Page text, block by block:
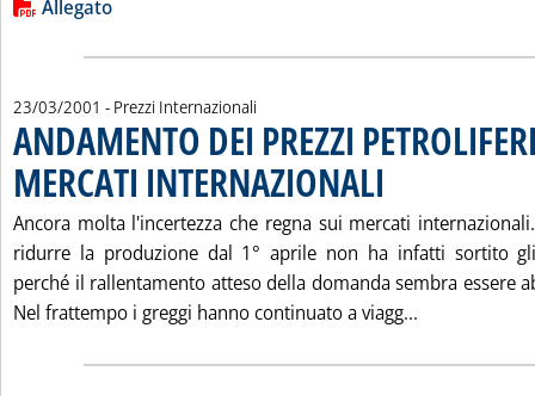
Allegato
23/03/2001 - Prezzi Internazionali
ANDAMENTO DEI PREZZI
MERCATI INTERNAZIONALI
Ancora molta l'incertezza che regna sui mercati
ridurre la produzione dal 1° aprile non ha infatti sortito
perché il rallentamento atteso della domanda sembra essere
Nel frattempo i greggi hanno continuato a viagg...